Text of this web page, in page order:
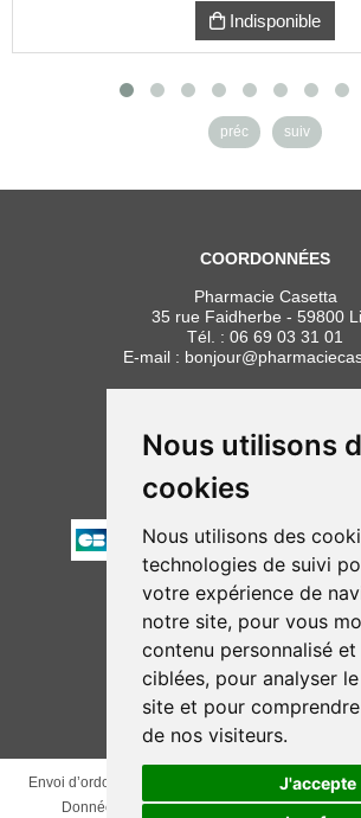
Nous utilisons
cookies
Nous utilisons des
technologies de suivi
votre expérience de
notre site, pour vous
contenu personnalisé
ciblées, pour analyser
site et pour
de nos visiteurs.
J'accepte
Indisponible
préc suiv
COORDONNÉES
Pharmacie Casetta
35 rue Faidherbe - 59800
Tél. : 06 69 03 31 01
E-mail : bonjour@
HORAIRES
Lundi au vendredi : 8h30 à
Samedi : 9h00 à 19h30
PAIEMENT
NOUS SUIVRE
Envoi d’ordonnance Nos marques CGV
Données personnelles
Cookies Mes